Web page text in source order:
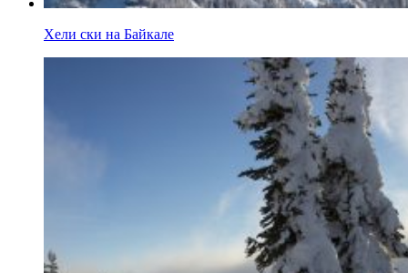
Хели ски на Байкале